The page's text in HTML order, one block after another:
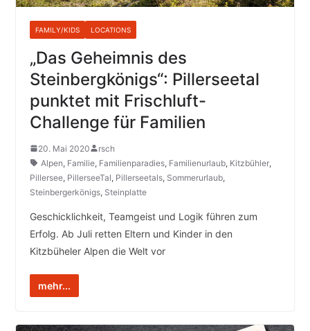
FAMILY/KIDS LOCATIONS
„Das Geheimnis des
Steinbergkönigs“: Pillerseetal
punktet mit Frischluft-
Challenge für Familien
20. Mai 2020
rsch
Alpen, Familie, Familienparadies, Familienurlaub, Kitzbühler,
Pillersee, PillerseeTal, Pillerseetals, Sommerurlaub,
Steinbergerkönigs, Steinplatte
Geschicklichkeit, Teamgeist und Logik führen zum
Erfolg. Ab Juli retten Eltern und Kinder in den
Kitzbüheler Alpen die Welt vor
mehr...